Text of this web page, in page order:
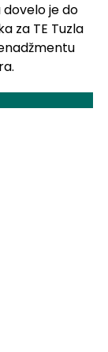
je do
za TE Tuzla